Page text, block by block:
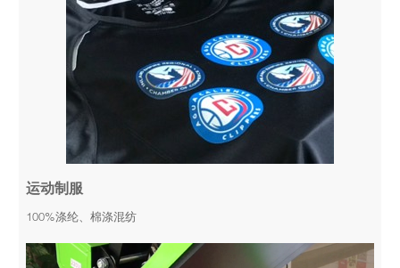
运动制服
100%涤纶、棉涤混纺